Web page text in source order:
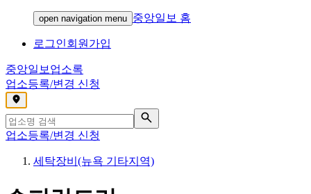
open navigation menu 중앙일보 홈
로그인회원가입
중앙일보 업소록
업소등록/변경 신청
,
업소등록/변경 신청
세탁장비(뉴욕 기타지역)